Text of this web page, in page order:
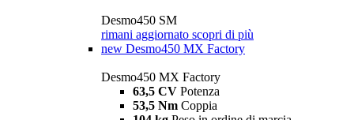
Desmo450 SM
rimani aggiornato scopri di più
new Desmo450 MX Factory
Desmo450 MX Factory
63,5 CV Potenza
53,5 Nm Coppia